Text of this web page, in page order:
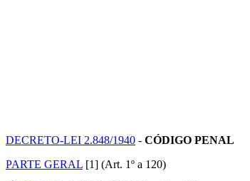
DECRETO-LEI 2.848/1940 - CÓDIGO PENAL
PARTE GERAL [1] (Art. 1º a 120)